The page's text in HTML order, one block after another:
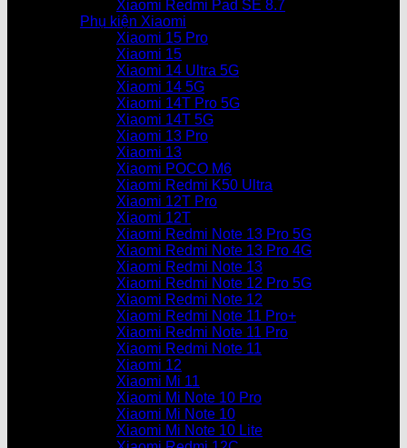
Xiaomi Redmi Pad SE 8.7
Phụ kiện Xiaomi
Xiaomi 15 Pro
Xiaomi 15
Xiaomi 14 Ultra 5G
Xiaomi 14 5G
Xiaomi 14T Pro 5G
Xiaomi 14T 5G
Xiaomi 13 Pro
Xiaomi 13
Xiaomi POCO M6
Xiaomi Redmi K50 Ultra
Xiaomi 12T Pro
Xiaomi 12T
Xiaomi Redmi Note 13 Pro 5G
Xiaomi Redmi Note 13 Pro 4G
Xiaomi Redmi Note 13
Xiaomi Redmi Note 12 Pro 5G
Xiaomi Redmi Note 12
Xiaomi Redmi Note 11 Pro+
Xiaomi Redmi Note 11 Pro
Xiaomi Redmi Note 11
Xiaomi 12
Xiaomi Mi 11
Xiaomi Mi Note 10 Pro
Xiaomi Mi Note 10
Xiaomi Mi Note 10 Lite